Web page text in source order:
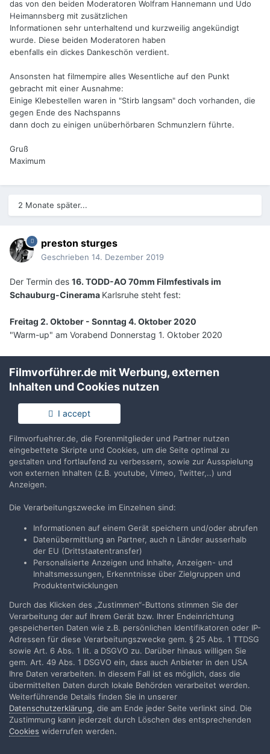
das von den beiden Moderatoren Wolfram Hannemann und Udo
Heimannsberg mit zusätzlichen
Informationen sehr unterhaltend und kurzweilig angekündigt
wurde. Diese beiden Moderatoren haben
ebenfalls ein dickes Dankeschön verdient.
Ansonsten hat filmempire alles Wesentliche auf den Punkt
gebracht mit einer Ausnahme:
Einige Klebestellen waren in "Stirb langsam" doch vorhanden, die
gegen Ende des Nachspanns
dann doch zu einigen unüberhörbaren Schmunzlern führte.
Gruß
Maximum
2 Monate später...
preston sturges
Geschrieben 14. Dezember 2019
Der Termin des 16. TODD-AO 70mm Filmfestivals im
Schauburg-Cinerama Karlsruhe steht fest:
Freitag 2. Oktober - Sonntag 4. Oktober 2020
"Warm-up" am Vorabend Donnerstag 1. Oktober 2020
5 Wochen später...
preston sturges
Nachlese ... 70mm Todd-AO Filmfestival Schauburg Cinerama
Karlsruhe - Oktober 2019
4 Wochen später...
preston sturges
Filmvorführer.de mit Werbung, externen
Inhalten und Cookies nutzen
I accept
Filmvorfuehrer.de, die Forenmitglieder und Partner nutzen
eingebettete Skripte und Cookies, um die Seite optimal zu
gestalten und fortlaufend zu verbessern, sowie zur Ausspielung
von externen Inhalten (z.B. youtube, Vimeo, Twitter,..) und
Anzeigen.
Die Verarbeitungszwecke im Einzelnen sind:
Informationen auf einem Gerät speichern und/oder abrufen
Datenübermittlung an Partner, auch n Länder ausserhalb
der EU (Drittstaatentransfer)
Personalisierte Anzeigen und Inhalte, Anzeigen- und
Inhaltsmessungen, Erkenntnisse über Zielgruppen und
Produktentwicklungen
Durch das Klicken des „Zustimmen“-Buttons stimmen Sie der
Verarbeitung der auf Ihrem Gerät bzw. Ihrer Endeinrichtung
gespeicherten Daten wie z.B. persönlichen Identifikatoren oder IP-
Adressen für diese Verarbeitungszwecke gem. § 25 Abs. 1 TTDSG
sowie Art. 6 Abs. 1 lit. a DSGVO zu. Darüber hinaus willigen Sie
gem. Art. 49 Abs. 1 DSGVO ein, dass auch Anbieter in den USA
Ihre Daten verarbeiten. In diesem Fall ist es möglich, dass die
übermittelten Daten durch lokale Behörden verarbeitet werden.
Weiterführende Details finden Sie in unserer
Datenschutzerklärung, die am Ende jeder Seite verlinkt sind. Die
Zustimmung kann jederzeit durch Löschen des entsprechenden
Cookies widerrufen werden.